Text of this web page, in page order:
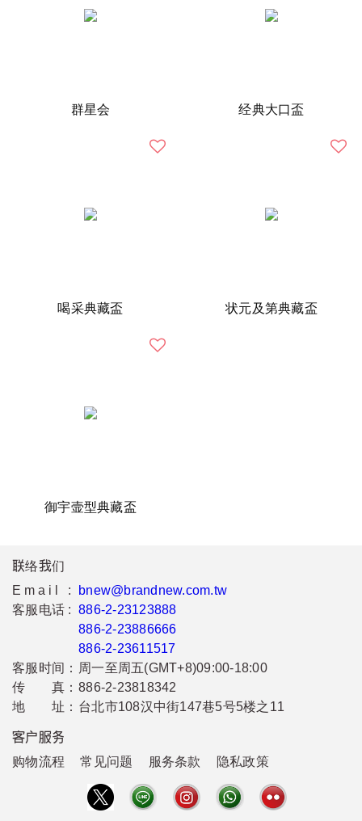
群星会 经典大口盃
喝采典藏盃 状元及第典藏盃
御宇壸型典藏盃
联络我们
Email :
bnew@brandnew.com.tw
客服电话 : 886-2-23123888
886-2-23886666
886-2-23611517
客服时间： 周一至周五(GMT+8)09:00-18:00
传 真： 886-2-23818342
地 址： 台北市108汉中街147巷5号5楼之11
客户服务
购物流程 常见问题 服务条款 隐私政策